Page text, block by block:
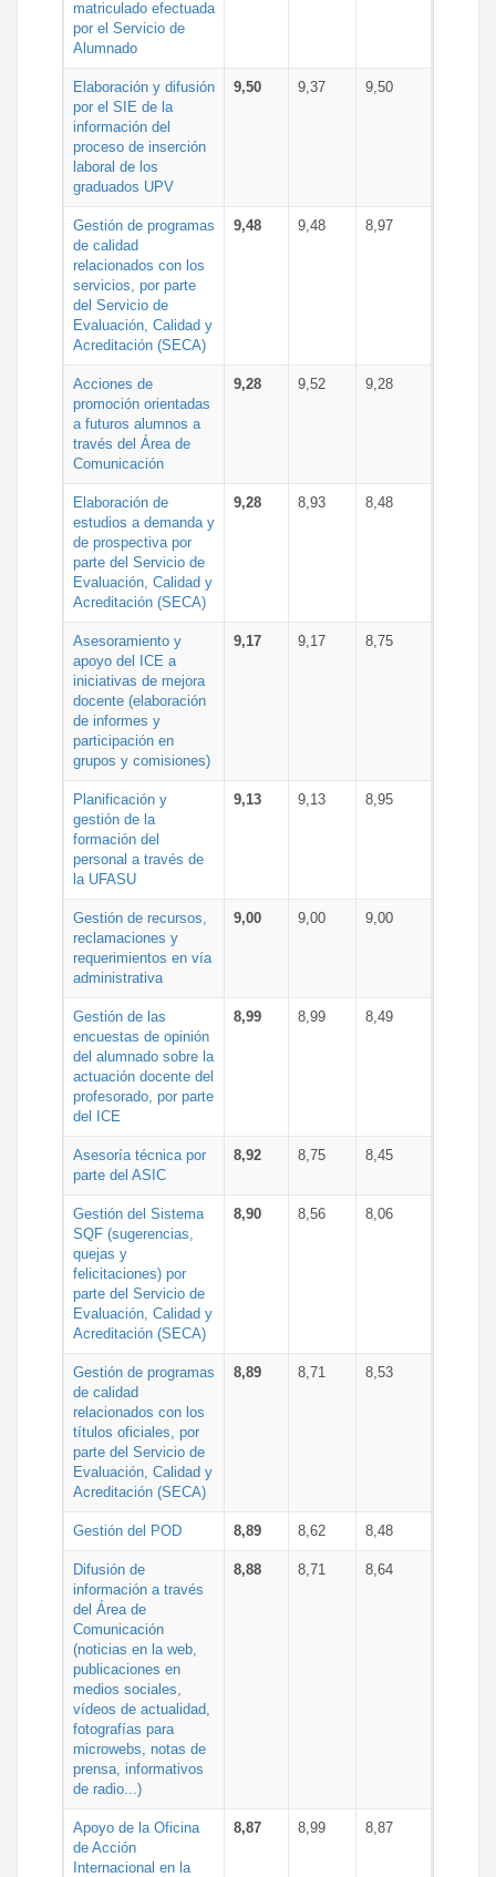
matriculado efectuada
por el Servicio de
Alumnado
Elaboración y difusión
por el SIE de la
información del
proceso de inserción
laboral de los
graduados UPV
9,50 9,37 9,50
Gestión de programas
de calidad
relacionados con los
servicios, por parte
del Servicio de
Evaluación, Calidad y
Acreditación (SECA)
9,48 9,48 8,97
Acciones de
promoción orientadas
a futuros alumnos a
través del Área de
Comunicación
9,28 9,52 9,28
Elaboración de
estudios a demanda y
de prospectiva por
parte del Servicio de
Evaluación, Calidad y
Acreditación (SECA)
9,28 8,93 8,48
Asesoramiento y
apoyo del ICE a
iniciativas de mejora
docente (elaboración
de informes y
participación en
grupos y comisiones)
9,17 9,17 8,75
Planificación y
gestión de la
formación del
personal a través de
la UFASU
9,13 9,13 8,95
Gestión de recursos,
reclamaciones y
requerimientos en vía
administrativa
9,00 9,00 9,00
Gestión de las
encuestas de opinión
del alumnado sobre la
actuación docente del
profesorado, por parte
del ICE
8,99 8,99 8,49
Asesoría técnica por
parte del ASIC
8,92 8,75 8,45
Gestión del Sistema
SQF (sugerencias,
quejas y
felicitaciones) por
parte del Servicio de
Evaluación, Calidad y
Acreditación (SECA)
8,90 8,56 8,06
Gestión de programas
de calidad
relacionados con los
títulos oficiales, por
parte del Servicio de
Evaluación, Calidad y
Acreditación (SECA)
8,89 8,71 8,53
Gestión del POD 8,89 8,62 8,48
Difusión de
información a través
del Área de
Comunicación
(noticias en la web,
publicaciones en
medios sociales,
vídeos de actualidad,
fotografías para
microwebs, notas de
prensa, informativos
de radio...)
8,88 8,71 8,64
Apoyo de la Oficina
de Acción
Internacional en la
8,87 8,99 8,87